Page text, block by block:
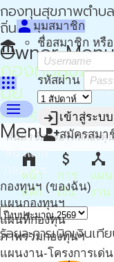
กองทุนสุขภาพตำบ
ถิ่น - กปท
Owner Menu
apps
person มุมสมาชิก
ชื่อสมาชิก หรือ
รหัสผ่าน
loginเข้าสู่ระบบ
person_addสมัครสมา
menu
Menu
หน้าแรก
กองทุนฯ
กองทุนฯ (ของฉัน)
แผนกองทุนฯ
แผนที่กองทุน
ภาพรวมกองทุนฯ
แผนงาน-โครงการเด่น
account_balance
กองทุนสุขภา
นุ้ย
ตำบลทุ่งนุ้ย อำเภอคว
home
หน้า
หลัก
attach_money
การ
เงิน
device_hub
แผน
งาน
ร้อยละการเบิกเงินเ